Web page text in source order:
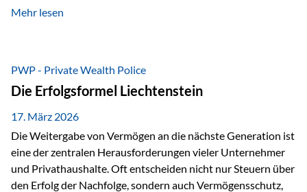
der steuerliche Freibetrag optimal genutzt werden, sondern
strukturierte, langfristige Vermögensübertragung, ohne die
Kontrolle vollständig aus der Hand zu geben. Die Lösung:
Abschmelzung mit Vetorecht Die Umsetzung erfolgt über die
Private Wealth Police…
Mehr lesen
PWP - Private Wealth Police
Die Erfolgsformel Liechtenstein
17. März 2026
Die Weitergabe von Vermögen an die nächste Generation ist
eine der zentralen Herausforderungen vieler Unternehmer
und Privathaushalte. Oft entscheiden nicht nur Steuern über
den Erfolg der Nachfolge, sondern auch Vermögensschutz,